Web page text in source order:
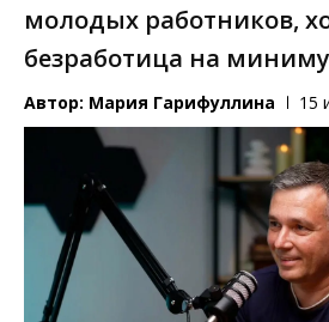
молодых работников,
безработица на
Автор: Мария Гарифуллина 15